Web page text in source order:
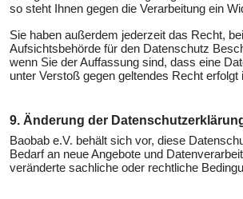
so steht Ihnen gegen die Verarbeitung ein
Sie haben außerdem jederzeit das Recht,
Aufsichtsbehörde für den Datenschutz
wenn Sie der Auffassung sind, dass eine
unter Verstoß gegen geltendes Recht erfolgt
9. Änderung der
Baobab e.V. behält sich vor, diese
Bedarf an neue Angebote und
veränderte sachliche oder rechtliche